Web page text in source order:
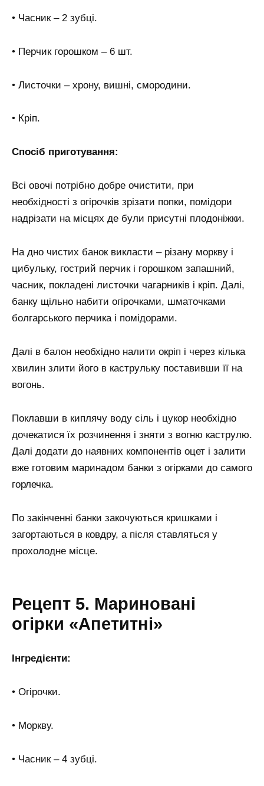
• Часник – 2 зубці.
• Перчик горошком – 6 шт.
• Листочки – хрону, вишні, смородини.
• Кріп.
Спосіб приготування:
Всі овочі потрібно добре очистити, при
необхідності з огірочків зрізати попки, помідори
надрізати на місцях де були присутні плодоніжки.
На дно чистих банок викласти – різану моркву і
цибульку, гострий перчик і горошком запашний,
часник, покладені листочки чагарників і кріп. Далі,
банку щільно набити огірочками, шматочками
болгарського перчика і помідорами.
Далі в балон необхідно налити окріп і через кілька
хвилин злити його в каструльку поставивши її на
вогонь.
Поклавши в киплячу воду сіль і цукор необхідно
дочекатися їх розчинення і зняти з вогню каструлю.
Далі додати до наявних компонентів оцет і залити
вже готовим маринадом банки з огірками до самого
горлечка.
По закінченні банки закочуються кришками і
загортаються в ковдру, а після ставляться у
прохолодне місце.
Рецепт 5. Мариновані
огірки «Апетитні»
Інгредієнти:
• Огірочки.
• Моркву.
• Часник – 4 зубці.